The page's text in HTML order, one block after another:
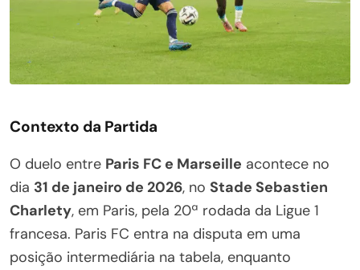
Contexto da Partida
O duelo entre Paris FC e Marseille acontece no
dia 31 de janeiro de 2026, no Stade Sebastien
Charlety, em Paris, pela 20ª rodada da Ligue 1
francesa. Paris FC entra na disputa em uma
posição intermediária na tabela, enquanto